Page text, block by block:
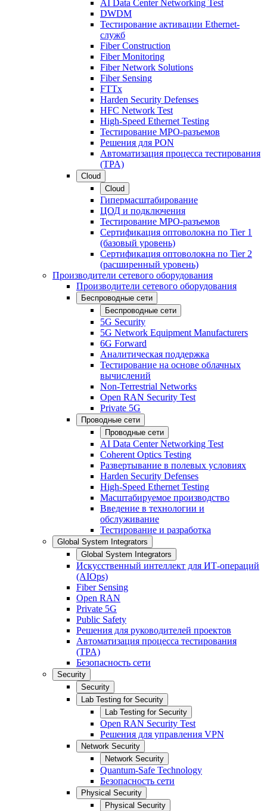
AI Data Center Networking Test
DWDM
Тестирование активации Ethernet-
служб
Fiber Construction
Fiber Monitoring
Fiber Network Solutions
Fiber Sensing
FTTx
Harden Security Defenses
HFC Network Test
High-Speed Ethernet Testing
Тестирование МРО-разъемов
Решения для PON
Автоматизация процесса тестирования
(TPA)
Cloud
Cloud
Гипермасштабирование
ЦОД и подключения
Тестирование МРО-разъемов
Сертификация оптоволокна по Tier 1
(базовый уровень)
Сертификация оптоволокна по Tier 2
(расширенный уровень)
Производители сетевого оборудования
Производители сетевого оборудования
Беспроводные сети
Беспроводные сети
5G Security
5G Network Equipment Manufacturers
6G Forward
Аналитическая поддержка
Тестирование на основе облачных
вычислений
Non-Terrestrial Networks
Open RAN Security Test
Private 5G
Проводные сети
Проводные сети
AI Data Center Networking Test
Coherent Optics Testing
Развертывание в полевых условиях
Harden Security Defenses
High-Speed Ethernet Testing
Масштабируемое производство
Введение в технологии и
обслуживание
Тестирование и разработка
Global System Integrators
Global System Integrators
Искусственный интеллект для ИТ-операций
(AIOps)
Fiber Sensing
Open RAN
Private 5G
Public Safety
Решения для руководителей проектов
Автоматизация процесса тестирования
(TPA)
Безопасность сети
Security
Security
Lab Testing for Security
Lab Testing for Security
Open RAN Security Test
Решения для управления VPN
Network Security
Network Security
Quantum-Safe Technology
Безопасность сети
Physical Security
Physical Security